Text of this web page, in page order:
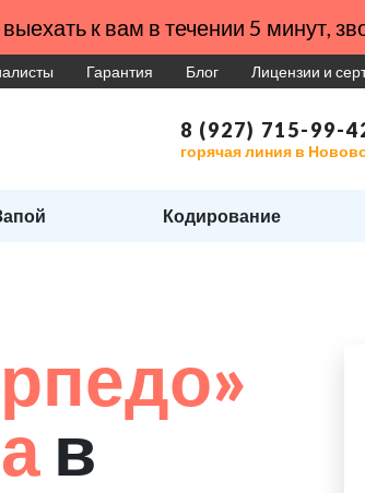
к вам в течении 5 минут,
Гарантия Блог Лицензии и
8 (927) 715-99-
горячая линия в
Кодирование
в